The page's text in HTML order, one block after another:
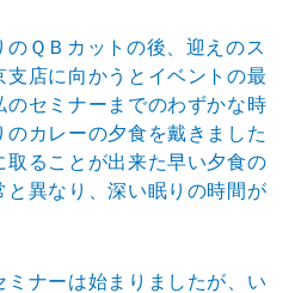
ＱＢカットの後、迎えのス
支店に向かうとイベントの最
セミナーまでのわずかな時
のカレーの夕食を戴きました
取ることが出来た早い夕食の
と異なり、深い眠りの時間が
ミナーは始まりましたが、い